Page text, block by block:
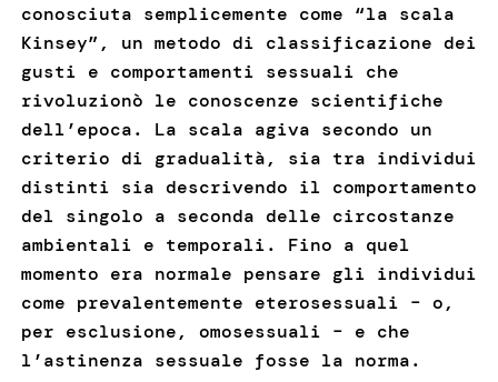
conosciuta semplicemente come “la scala
Kinsey”, un metodo di classificazione dei
gusti e comportamenti sessuali che
rivoluzionò le conoscenze scientifiche
dell’epoca. La scala agiva secondo un
criterio di gradualità, sia tra individui
distinti sia descrivendo il comportamento
del singolo a seconda delle circostanze
ambientali e temporali. Fino a quel
momento era normale pensare gli individui
come prevalentemente eterosessuali – o,
per esclusione, omosessuali – e che
l’astinenza sessuale fosse la norma.